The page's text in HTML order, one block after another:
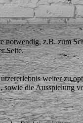
notwendig, z.B. zum
Seite.
weiter zu
die Ausspielung